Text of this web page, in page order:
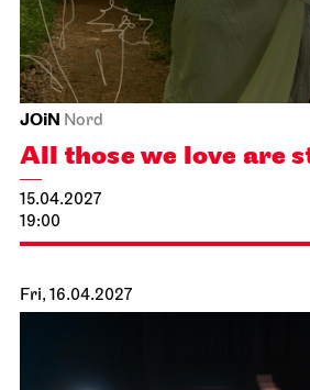
JOiN Nord
All those we love are
15.04.2027
19:00
Fri, 16.04.2027